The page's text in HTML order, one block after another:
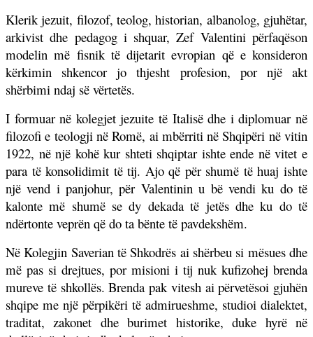
Klerik jezuit, filozof, teolog, historian, albanolog, gjuhëtar,
arkivist dhe pedagog i shquar, Zef Valentini përfaqëson
modelin më fisnik të dijetarit evropian që e konsideron
kërkimin shkencor jo thjesht profesion, por një akt
shërbimi ndaj së vërtetës.
I formuar në kolegjet jezuite të Italisë dhe i diplomuar në
filozofi e teologji në Romë, ai mbërriti në Shqipëri në vitin
1922, në një kohë kur shteti shqiptar ishte ende në vitet e
para të konsolidimit të tij. Ajo që për shumë të huaj ishte
një vend i panjohur, për Valentinin u bë vendi ku do të
kalonte më shumë se dy dekada të jetës dhe ku do të
ndërtonte veprën që do ta bënte të pavdekshëm.
Në Kolegjin Saverian të Shkodrës ai shërbeu si mësues dhe
më pas si drejtues, por misioni i tij nuk kufizohej brenda
mureve të shkollës. Brenda pak vitesh ai përvetësoi gjuhën
shqipe me një përpikëri të admirueshme, studioi dialektet,
traditat, zakonet dhe burimet historike, duke hyrë në